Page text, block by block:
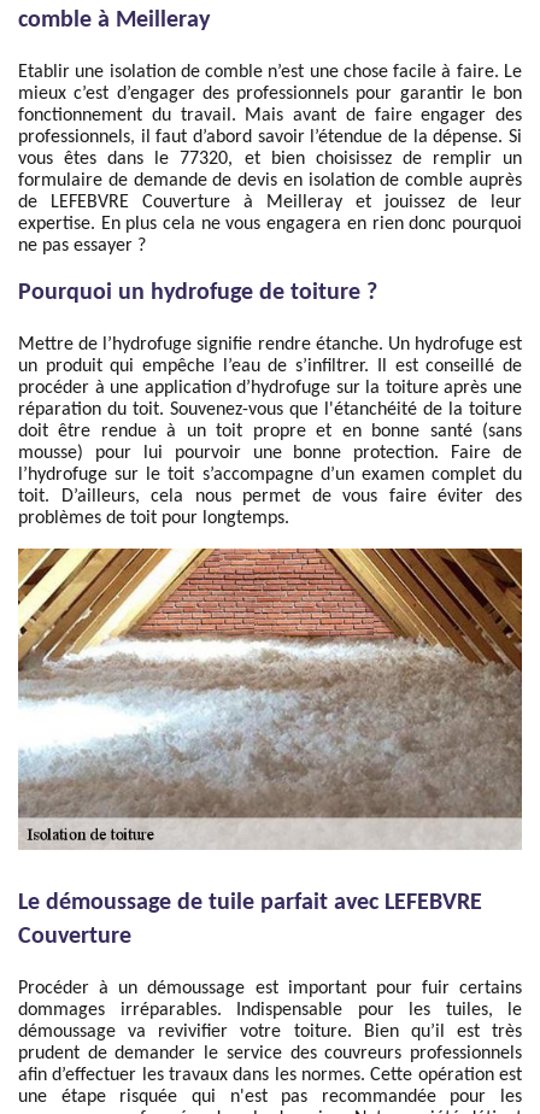
comble à Meilleray
Etablir une isolation de comble n’est une chose facile à faire. Le
mieux c’est d’engager des professionnels pour garantir le bon
fonctionnement du travail. Mais avant de faire engager des
professionnels, il faut d’abord savoir l’étendue de la dépense. Si
vous êtes dans le 77320, et bien choisissez de remplir un
formulaire de demande de devis en isolation de comble auprès
de LEFEBVRE Couverture à Meilleray et jouissez de leur
expertise. En plus cela ne vous engagera en rien donc pourquoi
ne pas essayer ?
Pourquoi un hydrofuge de toiture ?
Mettre de l’hydrofuge signifie rendre étanche. Un hydrofuge est
un produit qui empêche l’eau de s’infiltrer. Il est conseillé de
procéder à une application d’hydrofuge sur la toiture après une
réparation du toit. Souvenez-vous que l'étanchéité de la toiture
doit être rendue à un toit propre et en bonne santé (sans
mousse) pour lui pourvoir une bonne protection. Faire de
l’hydrofuge sur le toit s’accompagne d’un examen complet du
toit. D’ailleurs, cela nous permet de vous faire éviter des
problèmes de toit pour longtemps.
Le démoussage de tuile parfait avec LEFEBVRE
Couverture
Procéder à un démoussage est important pour fuir certains
dommages irréparables. Indispensable pour les tuiles, le
démoussage va revivifier votre toiture. Bien qu’il est très
prudent de demander le service des couvreurs professionnels
afin d’effectuer les travaux dans les normes. Cette opération est
une étape risquée qui n'est pas recommandée pour les